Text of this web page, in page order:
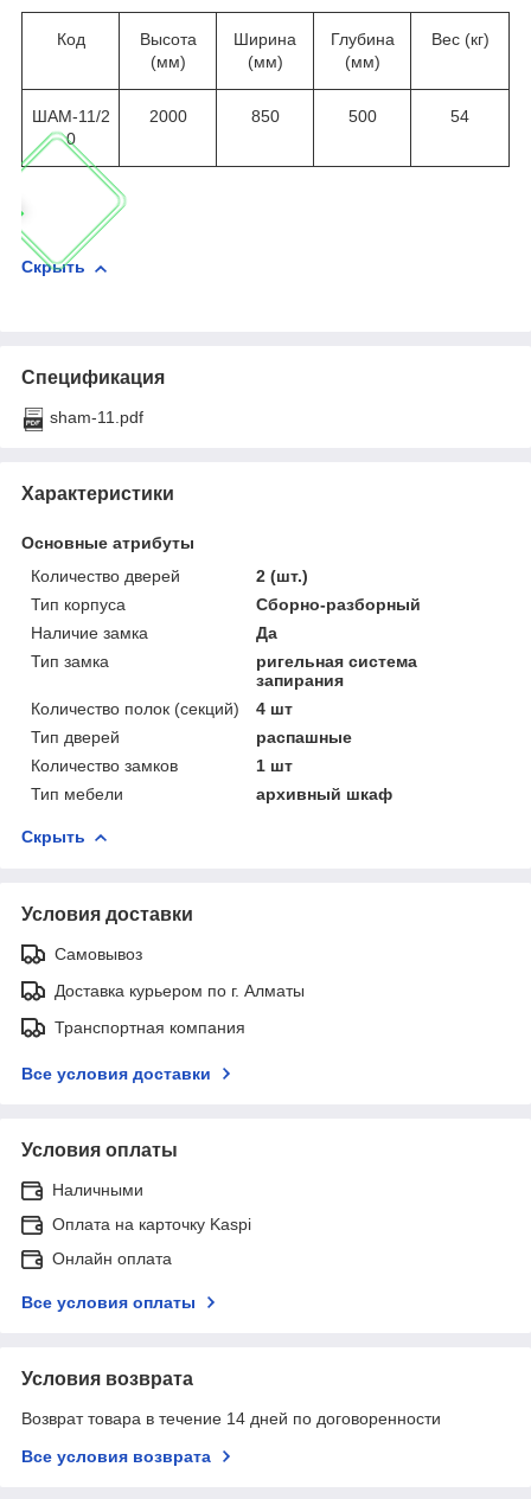
Код
Высота
(мм)
Ширина
(мм)
Глубина
(мм)
Вес (кг)
ШАМ-11/2
0
2000 850 500 54
Скрыть
Спецификация
sham-11.pdf
Характеристики
Основные атрибуты
Количество дверей
2 (шт.)
Тип корпуса
Сборно-разборный
Наличие замка
Да
Тип замка
ригельная система
запирания
Количество полок (секций)
4 шт
Тип дверей
распашные
Количество замков
1 шт
Тип мебели
архивный шкаф
Скрыть
Условия доставки
Самовывоз
Доставка курьером по г. Алматы
Транспортная компания
Все условия доставки
Условия оплаты
Наличными
Оплата на карточку Kaspi
Онлайн оплата
Все условия оплаты
Условия возврата
Возврат товара в течение 14 дней по договоренности
Все условия возврата